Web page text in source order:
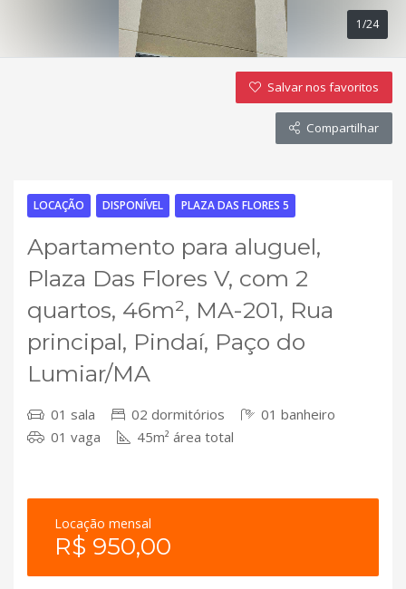
1/24
Salvar nos favoritos
Compartilhar
LOCAÇÃO DISPONÍVEL PLAZA DAS FLORES 5
Apartamento para aluguel,
Plaza Das Flores V, com 2
quartos, 46m², MA-201, Rua
principal, Pindaí, Paço do
Lumiar/MA
01 sala 02 dormitórios
01 banheiro
01 vaga
45m² área total
Locação mensal
R$ 950,00